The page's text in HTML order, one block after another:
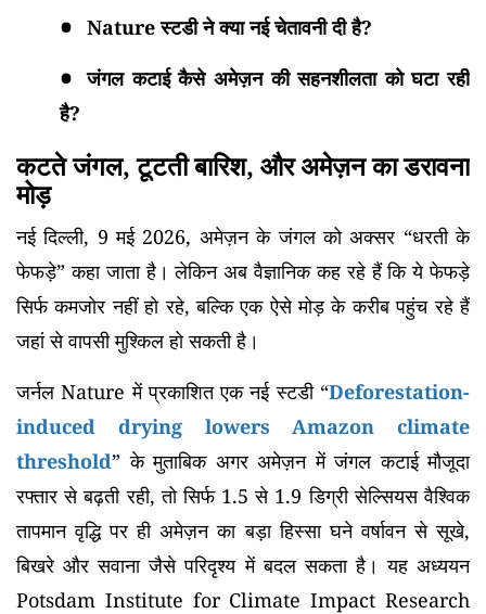
Nature स्टडी ने क्या नई चेतावनी दी है?
जंगल कटाई कैसे अमेज़न की सहनशीलता को घटा रही
है?
कटते जंगल, टूटती बारिश, और अमेज़न का डरावना
मोड़
नई दिल्ली, 9 मई 2026, अमेज़न के जंगल को अक्सर “धरती के
फेफड़े” कहा जाता है। लेकिन अब वैज्ञानिक कह रहे हैं कि ये फेफड़े
सिर्फ कमजोर नहीं हो रहे, बल्कि एक ऐसे मोड़ के करीब पहुंच रहे हैं
जहां से वापसी मुश्किल हो सकती है।
जर्नल Nature में प्रकाशित एक नई स्टडी “Deforestation-
induced drying lowers Amazon climate
threshold” के मुताबिक अगर अमेज़न में जंगल कटाई मौजूदा
रफ्तार से बढ़ती रही, तो सिर्फ 1.5 से 1.9 डिग्री सेल्सियस वैश्विक
तापमान वृद्धि पर ही अमेज़न का बड़ा हिस्सा घने वर्षावन से सूखे,
बिखरे और सवाना जैसे परिदृश्य में बदल सकता है। यह अध्ययन
Potsdam Institute for Climate Impact Research